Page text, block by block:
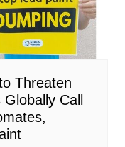
Threaten
Globally Call